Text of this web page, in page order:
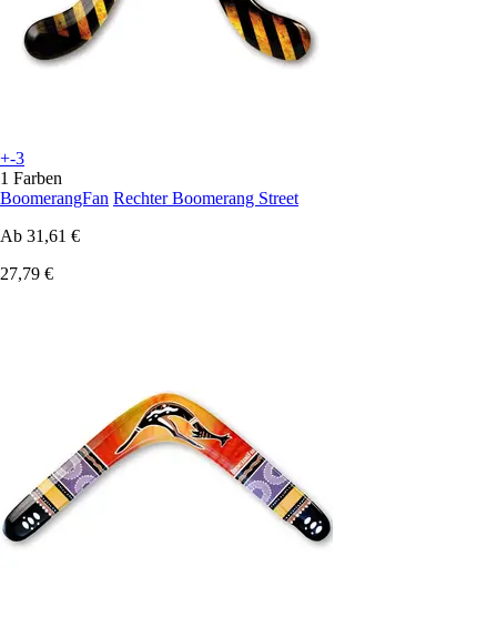
+-3
1 Farben
BoomerangFan Rechter Boomerang Street
Ab 31,61 €
27,79 €